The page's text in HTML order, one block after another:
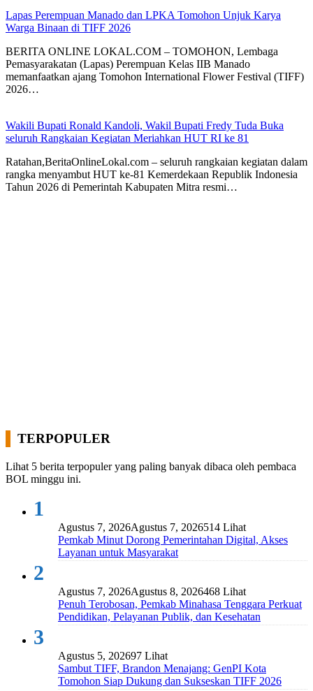
Lapas Perempuan Manado dan LPKA Tomohon Unjuk Karya
Warga Binaan di TIFF 2026
BERITA ONLINE LOKAL.COM – ​TOMOHON, Lembaga
Pemasyarakatan (Lapas) Perempuan Kelas IIB Manado
memanfaatkan ajang Tomohon International Flower Festival (TIFF)
2026…
Wakili Bupati Ronald Kandoli, Wakil Bupati Fredy Tuda Buka
seluruh Rangkaian Kegiatan Meriahkan HUT RI ke 81
Ratahan,BeritaOnlineLokal.com – seluruh rangkaian kegiatan dalam
rangka menyambut HUT ke-81 Kemerdekaan Republik Indonesia
Tahun 2026 di Pemerintah Kabupaten Mitra resmi…
TERPOPULER
Lihat 5 berita terpopuler yang paling banyak dibaca oleh pembaca
BOL minggu ini.
1
Agustus 7, 2026Agustus 7, 2026514 Lihat
Pemkab Minut Dorong Pemerintahan Digital, Akses
Layanan untuk Masyarakat
2
Agustus 7, 2026Agustus 8, 2026468 Lihat
Penuh Terobosan, Pemkab Minahasa Tenggara Perkuat
Pendidikan, Pelayanan Publik, dan Kesehatan
3
Agustus 5, 202697 Lihat
Sambut TIFF, Brandon Menajang: ​GenPI Kota
Tomohon Siap Dukung dan Sukseskan TIFF 2026